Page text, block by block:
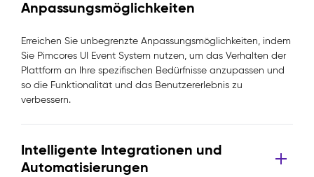
Anpassungsmöglichkeiten
Erreichen Sie unbegrenzte Anpassungsmöglichkeiten, indem
Sie Pimcores UI Event System nutzen, um das Verhalten der
Plattform an Ihre spezifischen Bedürfnisse anzupassen und
so die Funktionalität und das Benutzererlebnis zu
verbessern.
Intelligente Integrationen und
Automatisierungen